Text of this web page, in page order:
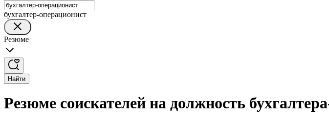
бухгалтер-операционист
Резюме
Найти
Резюме соискателей на должность